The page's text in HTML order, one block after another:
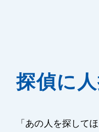
探偵に
「あの人を探して